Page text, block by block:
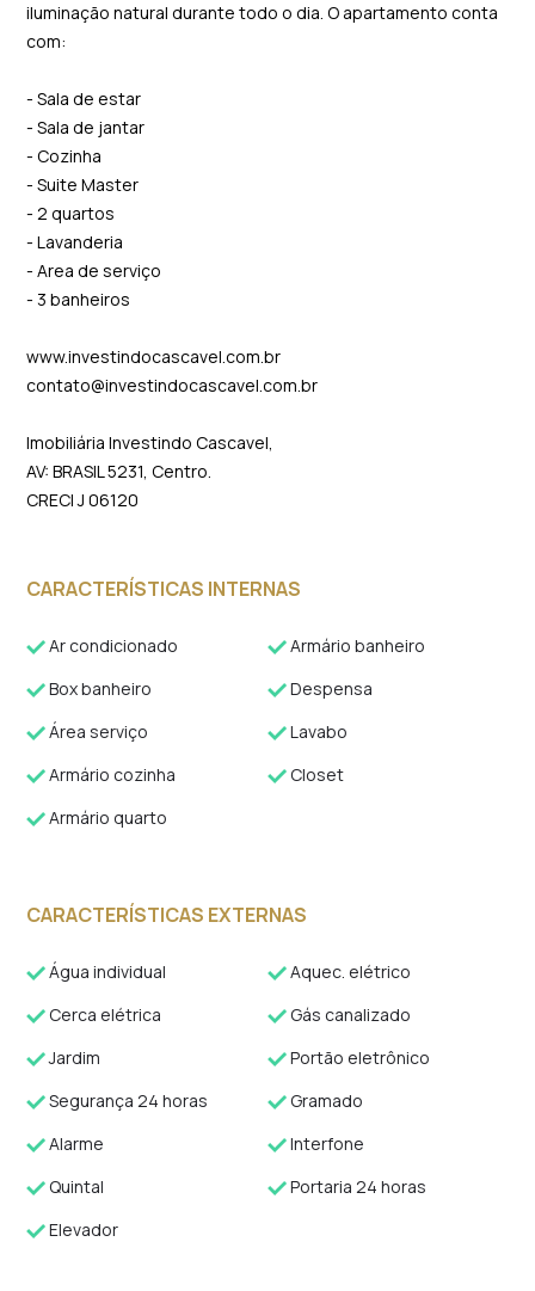
iluminação natural durante todo o dia. O apartamento conta
com:
- Sala de estar
- Sala de jantar
- Cozinha
- Suite Master
- 2 quartos
- Lavanderia
- Area de serviço
- 3 banheiros
www.investindocascavel.com.br
contato@investindocascavel.com.br
Imobiliária Investindo Cascavel,
AV: BRASIL 5231, Centro.
CRECI J 06120
CARACTERÍSTICAS INTERNAS
Ar condicionado
Armário banheiro
Box banheiro
Despensa
Área serviço
Lavabo
Armário cozinha
Closet
Armário quarto
CARACTERÍSTICAS EXTERNAS
Água individual
Aquec. elétrico
Cerca elétrica
Gás canalizado
Jardim
Portão eletrônico
Segurança 24 horas
Gramado
Alarme
Interfone
Quintal
Portaria 24 horas
Elevador